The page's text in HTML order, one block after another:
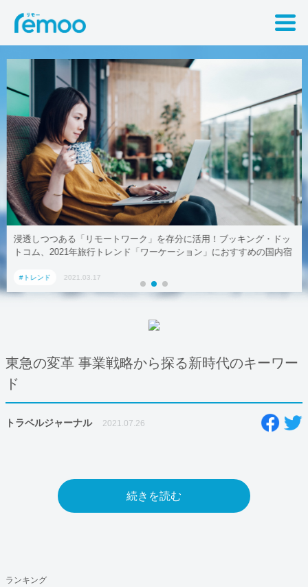
浸透しつつある「リモートワーク」を存分に活用！ブッキング・ドッ
トコム、2021年旅行トレンド「ワーケーション」におすすめの国内宿
#トレンド 2021.03.17
東急の変革 事業戦略から探る新時代のキーワー
ド
トラベルジャーナル 2021.07.26
続きを読む
ランキング